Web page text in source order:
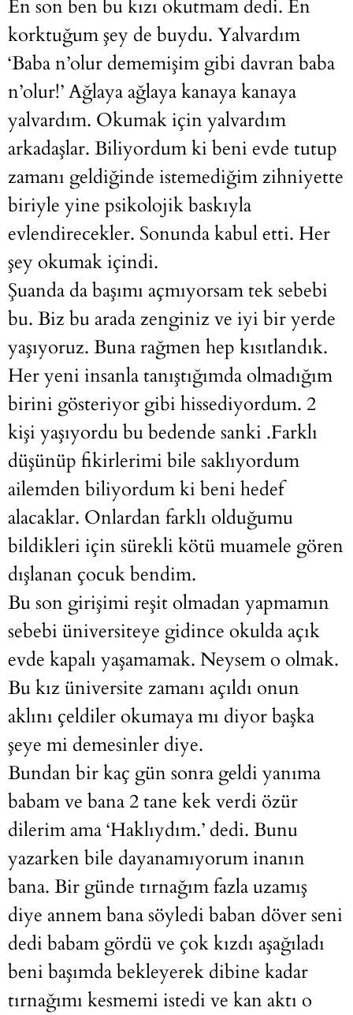
En son ben bu kızı okutmam dedi. En
korktuğum şey de buydu. Yalvardım
‘Baba n’olur dememişim gibi davran baba
n’olur!’ Ağlaya ağlaya kanaya kanaya
yalvardım. Okumak için yalvardım
arkadaşlar. Biliyordum ki beni evde tutup
zamanı geldiğinde istemediğim zihniyette
biriyle yine psikolojik baskıyla
evlendirecekler. Sonunda kabul etti. Her
şey okumak içindi.
Şuanda da başımı açmıyorsam tek sebebi
bu. Biz bu arada zenginiz ve iyi bir yerde
yaşıyoruz. Buna rağmen hep kısıtlandık.
Her yeni insanla tanıştığımda olmadığım
birini gösteriyor gibi hissediyordum. 2
kişi yaşıyordu bu bedende sanki .Farklı
düşünüp fikirlerimi bile saklıyordum
ailemden biliyordum ki beni hedef
alacaklar. Onlardan farklı olduğumu
bildikleri için sürekli kötü muamele gören
dışlanan çocuk bendim.
Bu son girişimi reşit olmadan yapmamın
sebebi üniversiteye gidince okulda açık
evde kapalı yaşamamak. Neysem o olmak.
Bu kız üniversite zamanı açıldı onun
aklını çeldiler okumaya mı diyor başka
şeye mi demesinler diye.
Bundan bir kaç gün sonra geldi yanıma
babam ve bana 2 tane kek verdi özür
dilerim ama ‘Haklıydım.’ dedi. Bunu
yazarken bile dayanamıyorum inanın
bana. Bir günde tırnağım fazla uzamış
diye annem bana söyledi baban döver seni
dedi babam gördü ve çok kızdı aşağıladı
beni başımda bekleyerek dibine kadar
tırnağımı kesmemi istedi ve kan aktı o